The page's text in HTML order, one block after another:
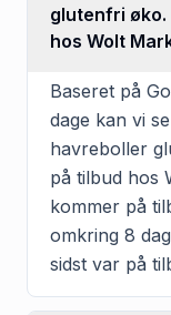
glutenfri
hos Wolt
Baseret på
dage kan vi
havreboller
på tilbud hos
kommer på
omkring 8
sidst var på